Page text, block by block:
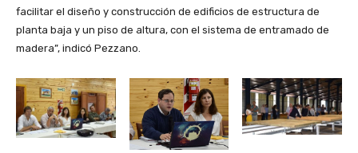
facilitar el diseño y construcción de edificios de estructura de
planta baja y un piso de altura, con el sistema de entramado de
madera”, indicó Pezzano.